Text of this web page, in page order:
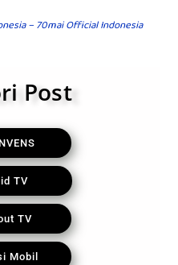
– 70mai Official Indonesia
Post
TV
TV
Mobil